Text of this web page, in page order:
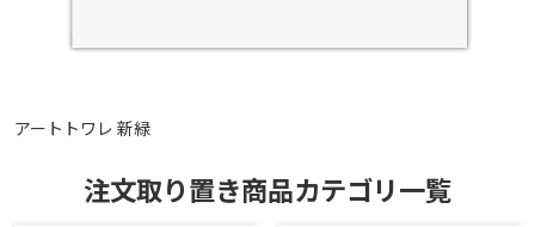
アートトワレ 新緑
注文取り置き商品カテゴリ一覧